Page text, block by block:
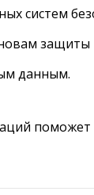
систем
данным.